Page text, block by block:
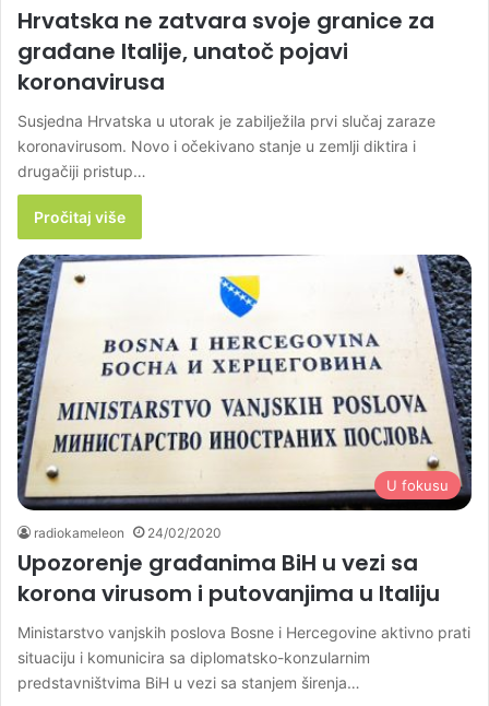
Hrvatska ne zatvara svoje granice za
građane Italije, unatoč pojavi
koronavirusa
Susjedna Hrvatska u utorak je zabilježila prvi slučaj zaraze
koronavirusom. Novo i očekivano stanje u zemlji diktira i
drugačiji pristup…
Pročitaj više
U fokusu
radiokameleon 24/02/2020
Upozorenje građanima BiH u vezi sa
korona virusom i putovanjima u Italiju
Ministarstvo vanjskih poslova Bosne i Hercegovine aktivno prati
situaciju i komunicira sa diplomatsko-konzularnim
predstavništvima BiH u vezi sa stanjem širenja…